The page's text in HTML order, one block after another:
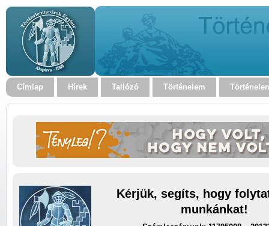
Címlap Hírek Tallózó Történelem
Kérjük, segíts, hogy
munkánkat!